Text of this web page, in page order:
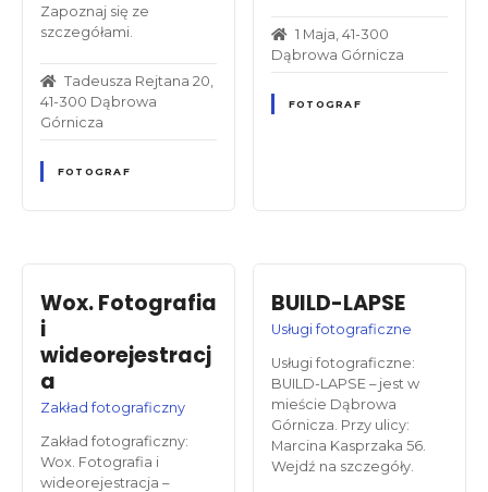
Zapoznaj się ze
szczegółami.
Tadeusza Rejtana 20,
41-300 Dąbrowa
Górnicza
FOTOGRAF
1 Maja, 41-300
Dąbrowa Górnicza
FOTOGRAF
Wox. Fotografia
i
wideorejestracj
a
Zakład fotograficzny
Zakład fotograficzny:
Wox. Fotografia i
wideorejestracja –
BUILD-LAPSE
Usługi fotograficzne
Usługi fotograficzne:
BUILD-LAPSE – jest w
mieście Dąbrowa
Górnicza. Przy ulicy:
Marcina Kasprzaka 56.
Wejdź na szczegóły.